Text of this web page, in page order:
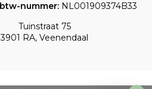
Tuinstraat 75
3901 RA, Veenendaal
btw-nummer: NL001909374B33